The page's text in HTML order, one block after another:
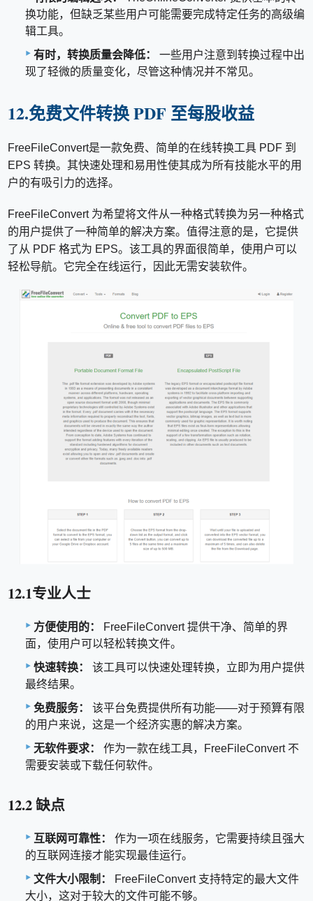
换功能，但缺乏某些用户可能需要完成特定任务的高级编
辑工具。
有时，转换质量会降低：
一些用户注意到转换过程中出
现了轻微的质量变化，尽管这种情况并不常见。
12.免费文件转换 PDF 至每股收益
FreeFileConvert是一款免费、简单的在线转换工具 PDF 到
EPS 转换。其快速处理和易用性使其成为所有技能水平的用
户的有吸引力的选择。
FreeFileConvert 为希望将文件从一种格式转换为另一种格式
的用户提供了一种简单的解决方案。值得注意的是，它提供
了从 PDF 格式为 EPS。该工具的界面很简单，使用户可以
轻松导航。它完全在线运行，因此无需安装软件。
12.1专业人士
方便使用的：
FreeFileConvert 提供干净、简单的界
面，使用户可以轻松转换文件。
快速转换：
该工具可以快速处理转换，立即为用户提供
最终结果。
免费服务：
该平台免费提供所有功能——对于预算有限
的用户来说，这是一个经济实惠的解决方案。
无软件要求：
作为一款在线工具，FreeFileConvert 不
需要安装或下载任何软件。
12.2 缺点
互联网可靠性：
作为一项在线服务，它需要持续且强大
的互联网连接才能实现最佳运行。
文件大小限制：
FreeFileConvert 支持特定的最大文件
大小，这对于较大的文件可能不够。